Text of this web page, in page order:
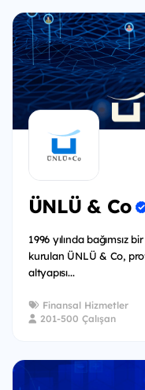
ÜNLÜ & Co
1996 yılında bağımsız
kurulan ÜNLÜ & Co,
altyapısı...
Finansal Hizmetler
201-500 Çalışan